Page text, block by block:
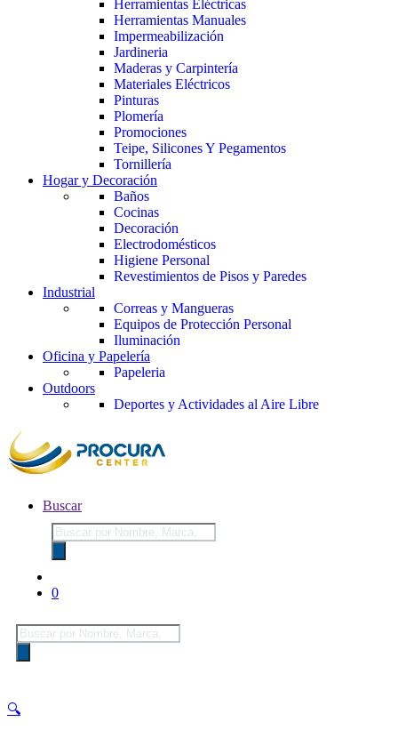
Herramientas Eléctricas
Herramientas Manuales
Impermeabilización
Jardineria
Maderas y Carpintería
Materiales Eléctricos
Pinturas
Plomería
Promociones
Teipe, Silicones Y Pegamentos
Tornillería
Hogar y Decoración
Baños
Cocinas
Decoración
Electrodomésticos
Higiene Personal
Revestimientos de Pisos y Paredes
Industrial
Correas y Mangueras
Equipos de Protección Personal
Iluminación
Oficina y Papelería
Papeleria
Outdoors
Deportes y Actividades al Aire Libre
Buscar
Búsqueda
de
productos
0
Búsqueda
de
productos
🔍